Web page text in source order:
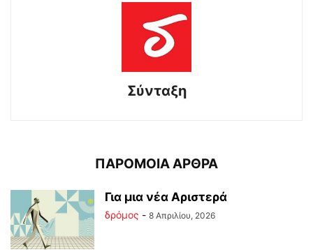
Σύνταξη
ΠΑΡΟΜΟΙΑ ΑΡΘΡΑ
Για μια νέα Αριστερά
δρόμος - 8 Απριλίου, 2026